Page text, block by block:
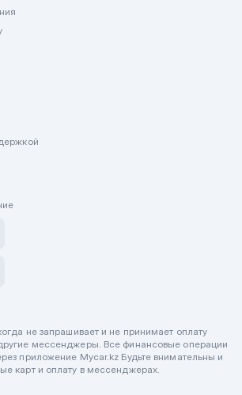
не запрашивает и не принимает оплату
мессенджеры. Все финансовые операции
приложение Mycar.kz Будьте внимательны и
карт и оплату в мессенджерах.